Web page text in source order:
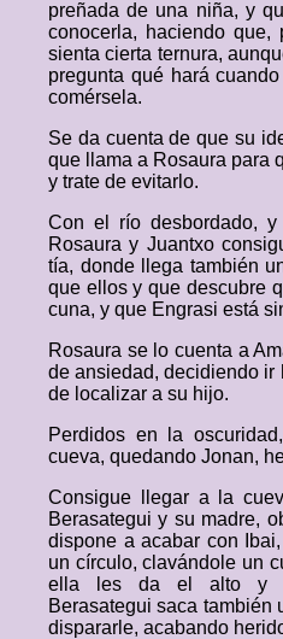
preñada de una niña, y
conocerla, haciendo que,
sienta cierta ternura,
pregunta qué hará
comérsela.
Se da cuenta de que su
que llama a Rosaura para
y trate de evitarlo.
Con el río desbordado,
Rosaura y Juantxo
tía, donde llega también
que ellos y que descubre
cuna, y que Engrasi está
Rosaura se lo cuenta a
de ansiedad, decidiendo ir
de localizar a su hijo.
Perdidos en la
cueva, quedando Jonan,
Consigue llegar a la
Berasategui y su madre,
dispone a acabar con
un círculo, clavándole un
ella les da el alto y
Berasategui saca también
dispararle, acabando